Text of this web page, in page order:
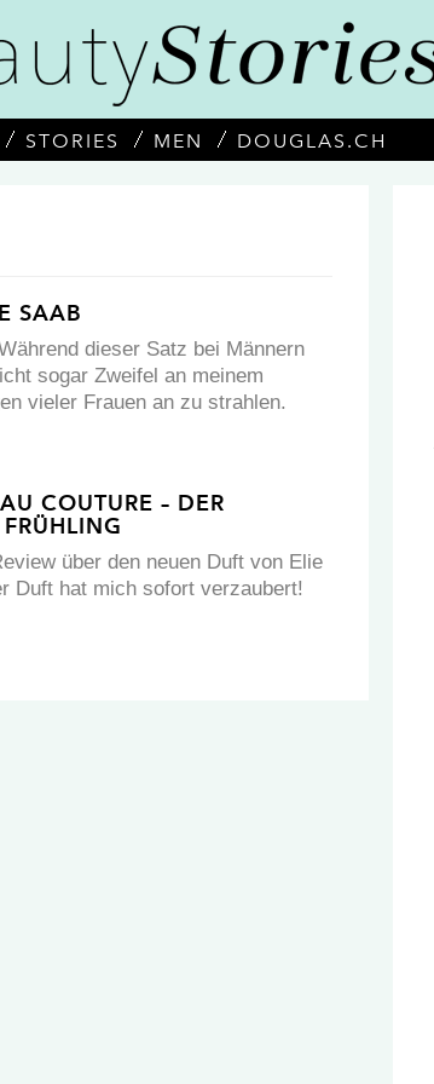
STORIES MEN DOUGLAS.CH
SAAB
dieser Satz bei Männern
sogar Zweifel an meinem
vieler Frauen an zu strahlen.
COUTURE – DER
über den neuen Duft von Elie
Duft hat mich sofort verzaubert!